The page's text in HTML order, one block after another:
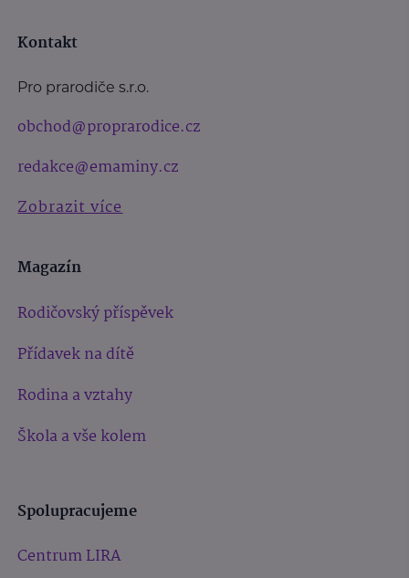
Kontakt
Pro prarodiče s.r.o.
obchod@proprarodice.cz
redakce@emaminy.cz
Zobrazit více
Magazín
Rodičovský příspěvek
Přídavek na dítě
Rodina a vztahy
Škola a vše kolem
Spolupracujeme
Centrum LIRA